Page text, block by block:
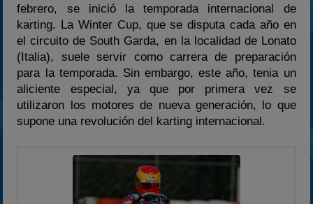
2024
2025
Estadísticas
Preguntas Frecuentes
febrero, se inició la temporada internacional de
karting. La Winter Cup, que se disputa cada año en
el circuito de South Garda, en la localidad de Lonato
(Italia), suele servir como carrera de preparación
para la temporada. Sin embargo, este año, tenia un
aliciente especial, ya que por primera vez se
utilizaron los motores de nueva generación, lo que
supone una revolución del karting internacional.